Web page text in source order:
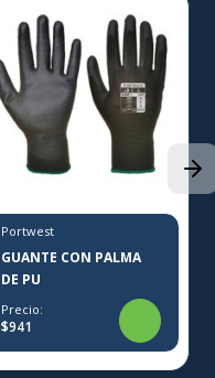
Portwest
GUANTE CON PALMA
DE PU
Precio:
$941